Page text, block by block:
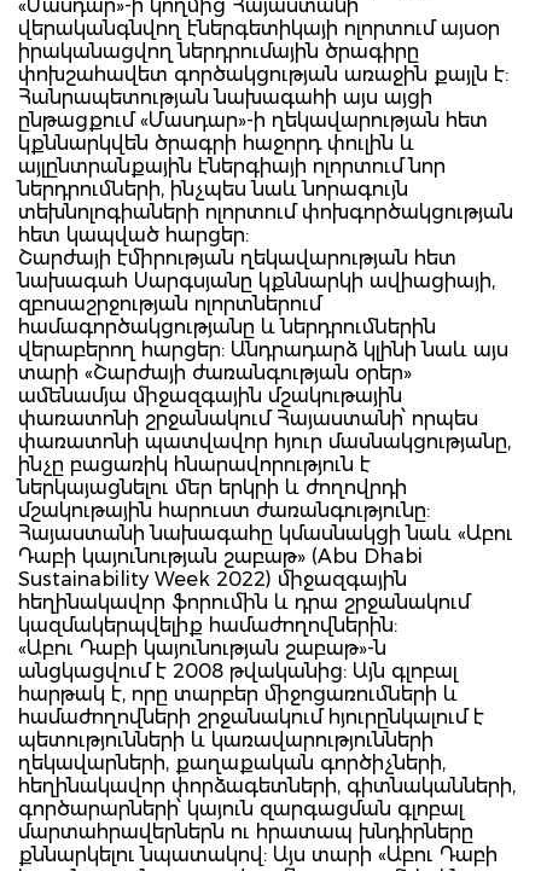
«Մասդար»-ի կողմից Հայաստանի
վերականգնվող էներգետիկայի ոլորտում այսօր
իրականացվող ներդրումային ծրագիրը
փոխշահավետ գործակցության առաջին քայլն է:
Հանրապետության նախագահի այս այցի
ընթացքում «Մասդար»-ի ղեկավարության հետ
կքննարկվեն ծրագրի հաջորդ փուլին և
այլընտրանքային էներգիայի ոլորտում նոր
ներդրումների, ինչպես նաև նորագույն
տեխնոլոգիաների ոլորտում փոխգործակցության
հետ կապված հարցեր:
Շարժայի էմիրության ղեկավարության հետ
նախագահ Սարգսյանը կքննարկի ավիացիայի,
զբոսաշրջության ոլորտներում
համագործակցությանը և ներդրումներին
վերաբերող հարցեր: Անդրադարձ կլինի նաև այս
տարի «Շարժայի ժառանգության օրեր»
ամենամյա միջազգային մշակութային
փառատոնի շրջանակում Հայաստանի՝ որպես
փառատոնի պատվավոր հյուր մասնակցությանը,
ինչը բացառիկ հնարավորություն է
ներկայացնելու մեր երկրի և ժողովրդի
մշակութային հարուստ ժառանգությունը:
Հայաստանի նախագահը կմասնակցի նաև «Աբու
Դաբի կայունության շաբաթ» (Abu Dhabi
Sustainability Week 2022) միջազգային
հեղինակավոր ֆորումին և դրա շրջանակում
կազմակերպվելիք համաժողովներին:
«Աբու Դաբի կայունության շաբաթ»-ն
անցկացվում է 2008 թվականից: Այն գլոբալ
հարթակ է, որը տարբեր միջոցառումների և
համաժողովների շրջանակում հյուրընկալում է
պետությունների և կառավարությունների
ղեկավարների, քաղաքական գործիչների,
հեղինակավոր փորձագետների, գիտնականների,
գործարարների՝ կայուն զարգացման գլոբալ
մարտահրավերներն ու հրատապ խնդիրները
քննարկելու նպատակով: Այս տարի «Աբու Դաբի